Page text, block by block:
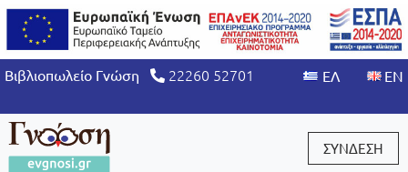
Βιβλιοπωλείο Γνώση 22260 52701
ΣΥΝΔΕΣΗ